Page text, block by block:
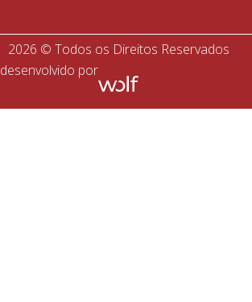
2026 © Todos os Direitos Reservados
desenvolvido por